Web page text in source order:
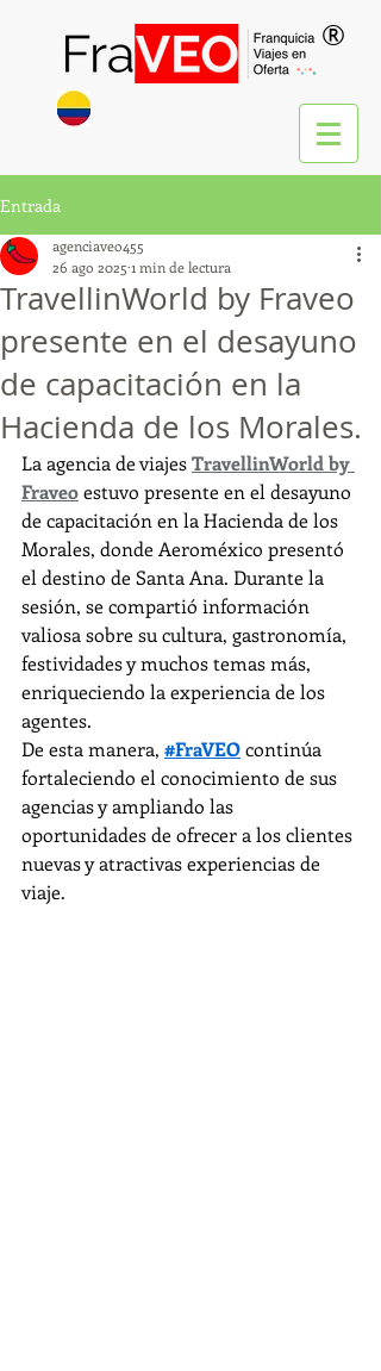
®
Entrada
TravellinWorld by Fraveo
presente en el desayuno
de capacitación en la
Hacienda de los Morales.
agenciaveo455
26 ago 2025 1 min de lectura
La agencia de viajes TravellinWorld by
Fraveo estuvo presente en el desayuno
de capacitación en la Hacienda de los
Morales, donde Aeroméxico presentó
el destino de Santa Ana. Durante la
sesión, se compartió información
valiosa sobre su cultura, gastronomía,
festividades y muchos temas más,
enriqueciendo la experiencia de los
agentes.
De esta manera, #FraVEO continúa
fortaleciendo el conocimiento de sus
agencias y ampliando las
oportunidades de ofrecer a los clientes
nuevas y atractivas experiencias de
viaje.